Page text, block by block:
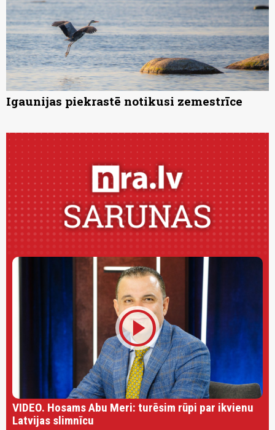
Igaunijas piekrastē notikusi zemestrīce
play_circle
VIDEO. Hosams Abu Meri: turēsim rūpi par ikvienu
Latvijas slimnīcu